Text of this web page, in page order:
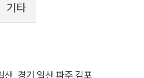
기타
산, 경기 일산,파주,김포